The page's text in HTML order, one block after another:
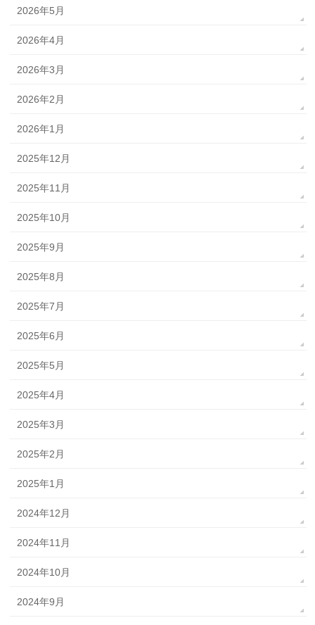
2026年5月
2026年4月
2026年3月
2026年2月
2026年1月
2025年12月
2025年11月
2025年10月
2025年9月
2025年8月
2025年7月
2025年6月
2025年5月
2025年4月
2025年3月
2025年2月
2025年1月
2024年12月
2024年11月
2024年10月
2024年9月